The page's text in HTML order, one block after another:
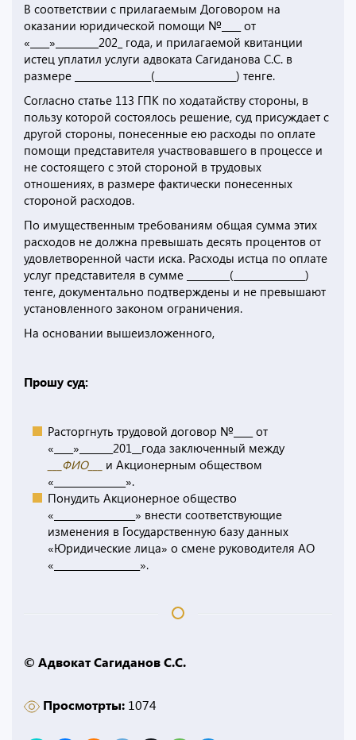
В соответствии с прилагаемым Договором на
оказании юридической помощи №____ от
«____»_________202_ года, и прилагаемой квитанции
истец уплатил услуги адвоката Сагиданова С.С. в
размере ________________(_________________) тенге.
Согласно статье 113 ГПК по ходатайству стороны, в
пользу которой состоялось решение, суд присуждает с
другой стороны, понесенные ею расходы по оплате
помощи представителя участвовавшего в процессе и
не состоящего с этой стороной в трудовых
отношениях, в размере фактически понесенных
стороной расходов.
По имущественным требованиям общая сумма этих
расходов не должна превышать десять процентов от
удовлетворенной части иска. Расходы истца по оплате
услуг представителя в сумме _________(_______________)
тенге, документально подтверждены и не превышают
установленного законом ограничения.
На основании вышеизложенного,
Прошу суд:
Расторгнуть трудовой договор №____ от
«____»_______201__года заключенный между
___ФИО___
и Акционерным обществом
«_______________».
Понудить Акционерное общество
«_________________» внести соответствующие
изменения в Государственную базу данных
«Юридические лица» о смене руководителя АО
«__________________».
© Адвокат Сагиданов С.С.
Просмотрты: 1074